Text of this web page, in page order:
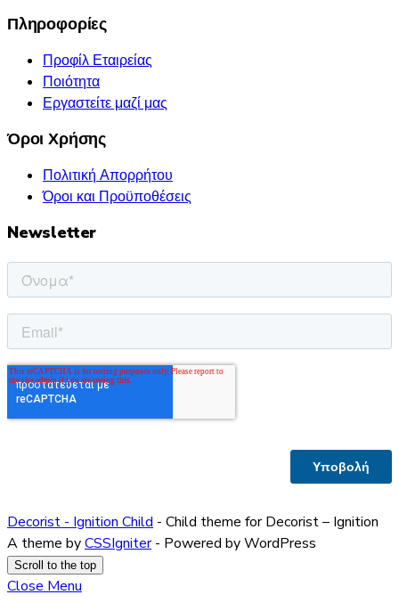
Πληροφορίες
Προφίλ Εταιρείας
Ποιότητα
Εργαστείτε μαζί μας
Όροι Χρήσης
Πολιτική Απορρήτου
Όροι και Προϋποθέσεις
Newsletter
Decorist - Ignition Child - Child theme for Decorist – Ignition
A theme byCSSIgniter- Powered by WordPress
Scroll to the top
Close Menu